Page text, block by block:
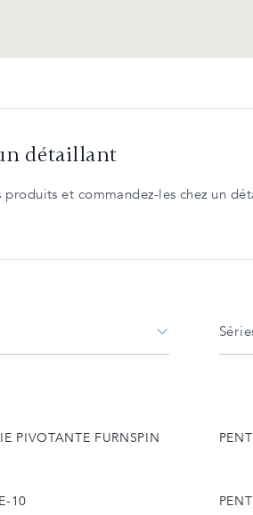
détaillant
produits et commandez-les chez un
PIVOTANTE FURNSPIN
10